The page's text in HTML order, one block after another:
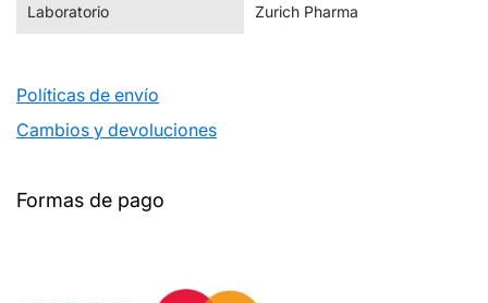
Laboratorio Zurich Pharma
Políticas de envío
Cambios y devoluciones
Formas de pago